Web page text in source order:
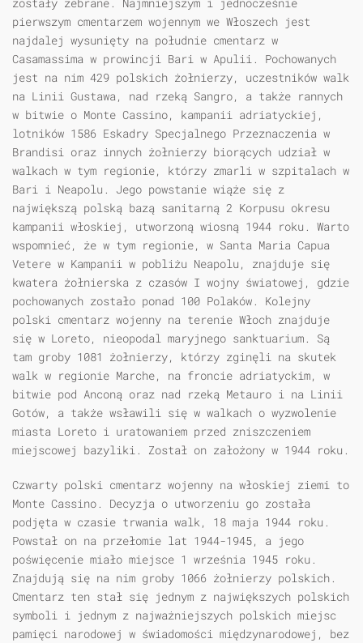
pierwszym cmentarzem wojennym we Włoszech jest
najdalej wysunięty na południe cmentarz w
Casamassima w prowincji Bari w Apulii. Pochowanych
jest na nim 429 polskich żołnierzy, uczestników walk
na Linii Gustawa, nad rzeką Sangro, a także rannych
w bitwie o Monte Cassino, kampanii adriatyckiej,
lotników 1586 Eskadry Specjalnego Przeznaczenia w
Brandisi oraz innych żołnierzy biorących udział w
walkach w tym regionie, którzy zmarli w szpitalach w
Bari i Neapolu. Jego powstanie wiąże się z
największą polską bazą sanitarną 2 Korpusu okresu
kampanii włoskiej, utworzoną wiosną 1944 roku. Warto
wspomnieć, że w tym regionie, w Santa Maria Capua
Vetere w Kampanii w pobliżu Neapolu, znajduje się
kwatera żołnierska z czasów I wojny światowej, gdzie
pochowanych zostało ponad 100 Polaków. Kolejny
polski cmentarz wojenny na terenie Włoch znajduje
się w Loreto, nieopodal maryjnego sanktuarium. Są
tam groby 1081 żołnierzy, którzy zginęli na skutek
walk w regionie Marche, na froncie adriatyckim, w
bitwie pod Anconą oraz nad rzeką Metauro i na Linii
Gotów, a także wsławili się w walkach o wyzwolenie
miasta Loreto i uratowaniem przed zniszczeniem
miejscowej bazyliki. Został on założony w 1944 roku.
Czwarty polski cmentarz wojenny na włoskiej ziemi to
Monte Cassino. Decyzja o utworzeniu go została
podjęta w czasie trwania walk, 18 maja 1944 roku.
Powstał on na przełomie lat 1944-1945, a jego
poświęcenie miało miejsce 1 września 1945 roku.
Znajdują się na nim groby 1066 żołnierzy polskich.
Cmentarz ten stał się jednym z największych polskich
symboli i jednym z najważniejszych polskich miejsc
pamięci narodowej w świadomości międzynarodowej, bez